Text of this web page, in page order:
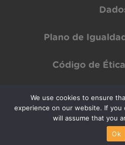
Plano de
Código de
Copyright © INOV Inesc 2024 All rights
We use cookies to ensure
experience on our website. If
will assume that you
Ok